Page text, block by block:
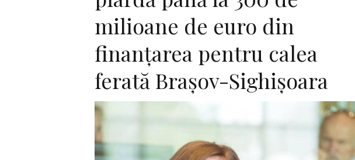
milioane de euro din
finanţarea pentru calea
ferată Braşov-Sighişoara